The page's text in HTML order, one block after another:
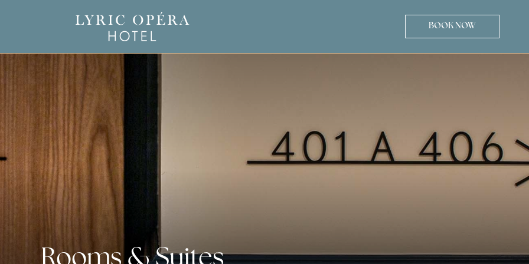
BOOK NOW